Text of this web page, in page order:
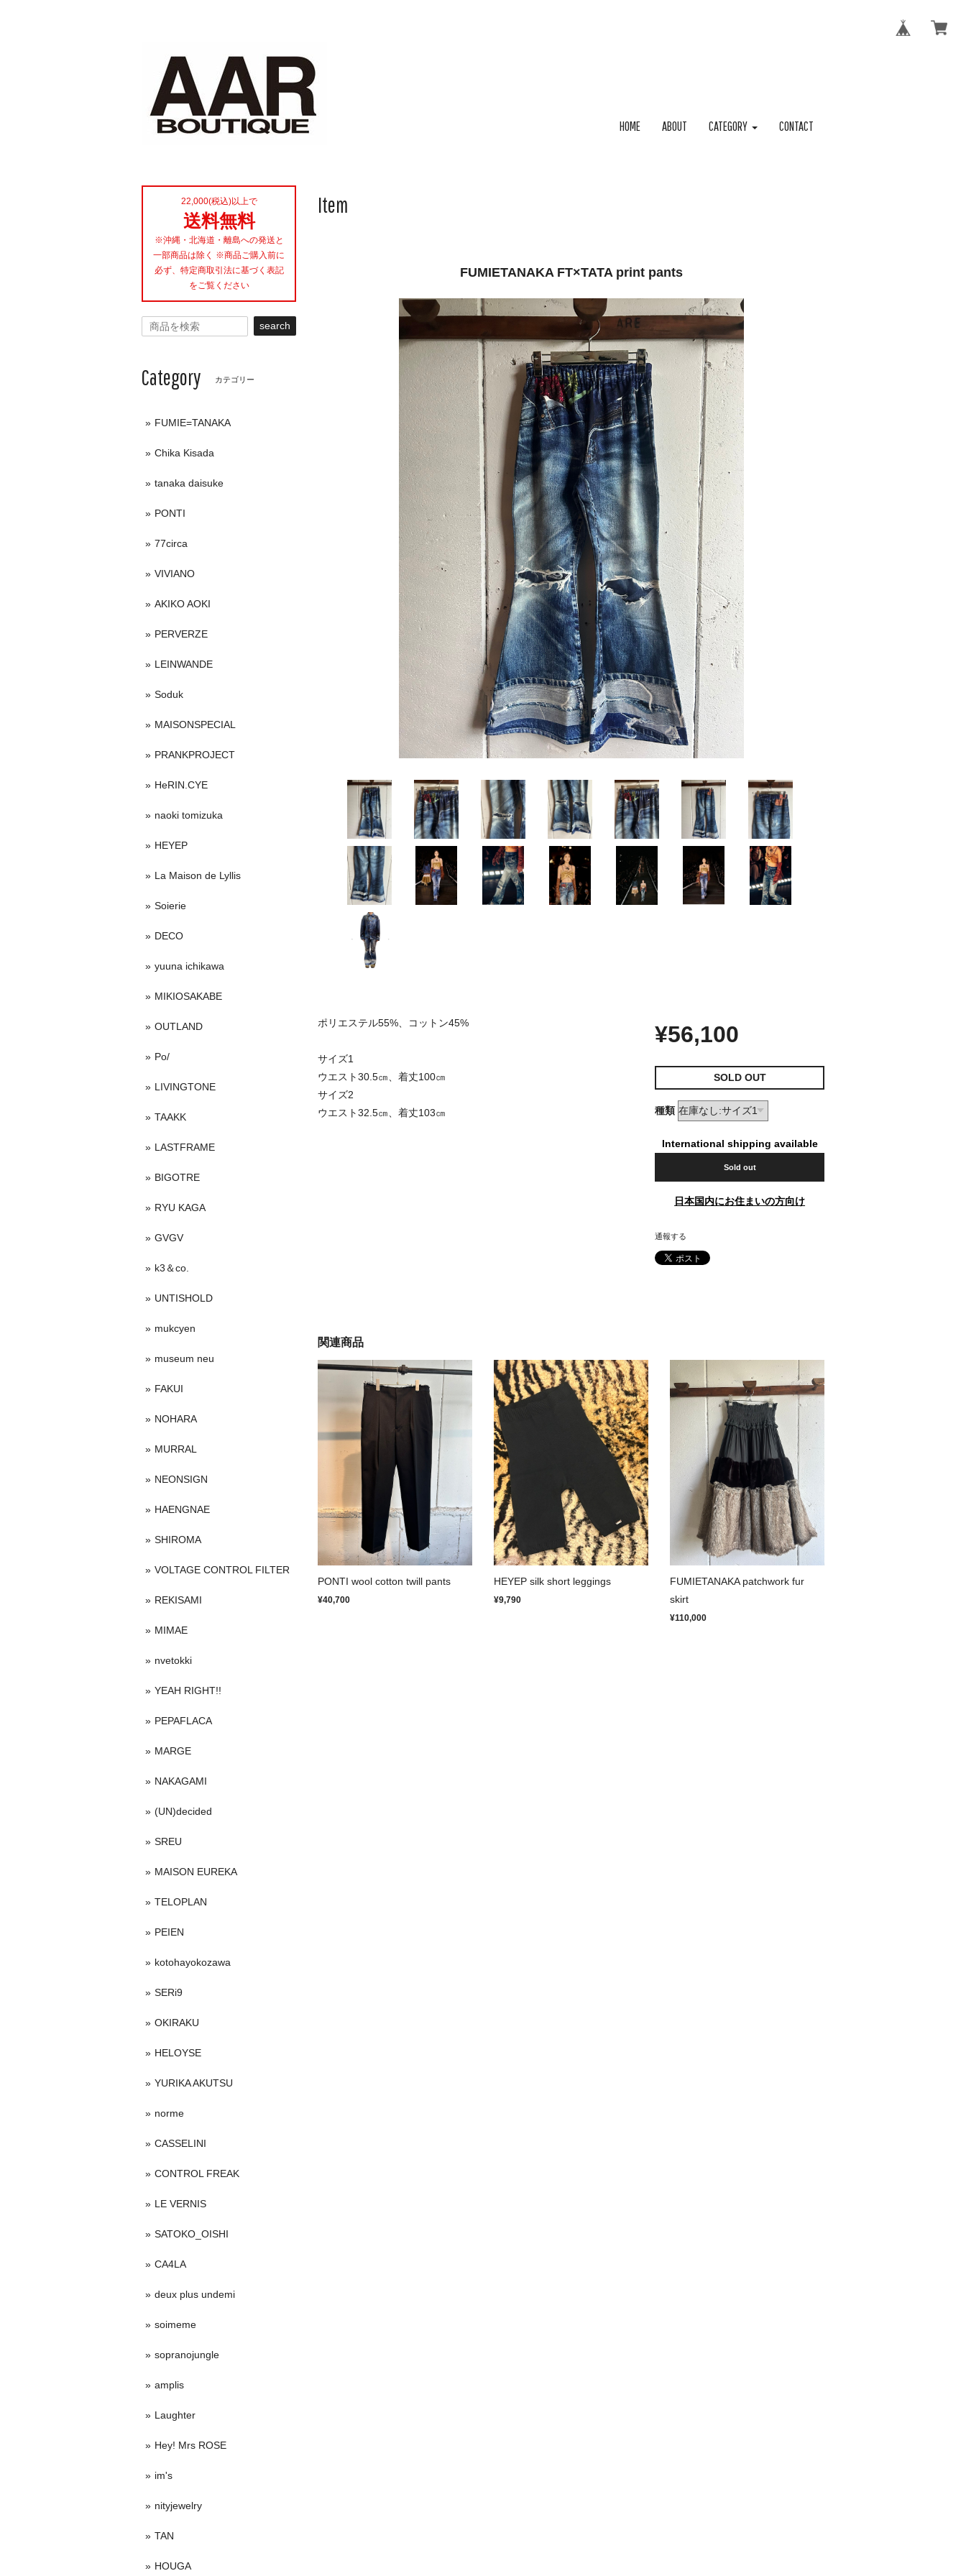
HOME ABOUT CATEGORY CONTACT
Item
FUMIETANAKA FT×TATA print pants
ポリエステル55%、コットン45%
サイズ1
ウエスト30.5㎝、着丈100㎝
サイズ2
ウエスト32.5㎝、着丈103㎝
¥56,100
SOLD OUT
種類
International shipping available
Sold out
日本国内にお住まいの方向け
通報する
関連商品
PONTI wool cotton twill pants
¥40,700
HEYEP silk short leggings
¥9,790
FUMIETANAKA patchwork fur
skirt
¥110,000
22,000(税込)以上で
送料無料
※沖縄・北海道・離島への発送と
一部商品は除く ※商品ご購入前に
必ず、特定商取引法に基づく表記
をご覧ください
search
Category カテゴリー
FUMIE=TANAKA
Chika Kisada
tanaka daisuke
PONTI
77circa
VIVIANO
AKIKO AOKI
PERVERZE
LEINWANDE
Soduk
MAISONSPECIAL
PRANKPROJECT
HeRIN.CYE
naoki tomizuka
HEYEP
La Maison de Lyllis
Soierie
DECO
yuuna ichikawa
MIKIOSAKABE
OUTLAND
Po/
LIVINGTONE
TAAKK
LASTFRAME
BIGOTRE
RYU KAGA
GVGV
k3＆co.
UNTISHOLD
mukcyen
museum neu
FAKUI
NOHARA
MURRAL
NEONSIGN
HAENGNAE
SHIROMA
VOLTAGE CONTROL FILTER
REKISAMI
MIMAE
nvetokki
YEAH RIGHT!!
PEPAFLACA
MARGE
NAKAGAMI
(UN)decided
SREU
MAISON EUREKA
TELOPLAN
PEIEN
kotohayokozawa
SERi9
OKIRAKU
HELOYSE
YURIKA AKUTSU
norme
CASSELINI
CONTROL FREAK
LE VERNIS
SATOKO_OISHI
CA4LA
deux plus undemi
soimeme
sopranojungle
amplis
Laughter
Hey! Mrs ROSE
im's
nityjewelry
TAN
HOUGA